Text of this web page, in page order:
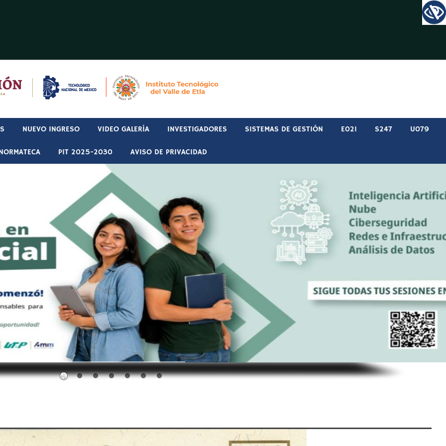
NUEVO INGRESO VIDEO GALERÍA INVESTIGADORES SISTEMAS DE GESTIÓN E021 S247 U079
PIT 2025-2030 AVISO DE PRIVACIDAD